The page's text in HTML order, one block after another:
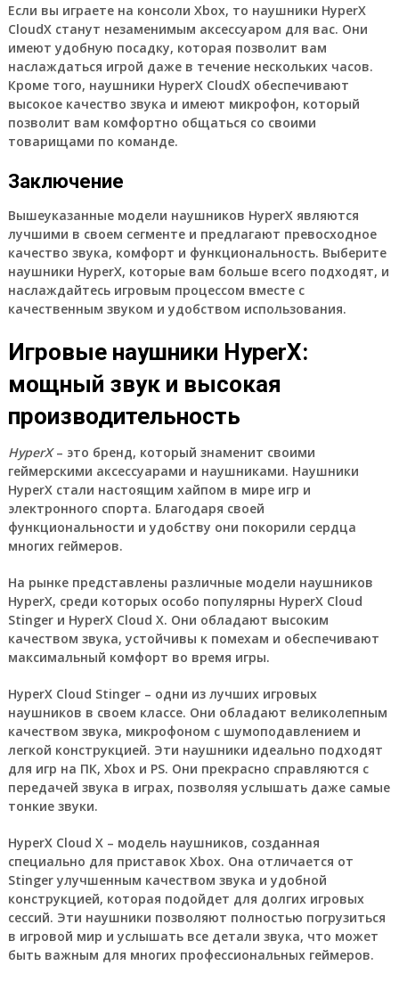
Если вы играете на консоли Xbox, то наушники HyperX
CloudX станут незаменимым аксессуаром для вас. Они
имеют удобную посадку, которая позволит вам
наслаждаться игрой даже в течение нескольких часов.
Кроме того, наушники HyperX CloudX обеспечивают
высокое качество звука и имеют микрофон, который
позволит вам комфортно общаться со своими
товарищами по команде.
Заключение
Вышеуказанные модели наушников HyperX являются
лучшими в своем сегменте и предлагают превосходное
качество звука, комфорт и функциональность. Выберите
наушники HyperX, которые вам больше всего подходят, и
наслаждайтесь игровым процессом вместе с
качественным звуком и удобством использования.
Игровые наушники HyperX:
мощный звук и высокая
производительность
HyperX– это бренд, который знаменит своими
геймерскими аксессуарами и наушниками. Наушники
HyperX стали настоящим хайпом в мире игр и
электронного спорта. Благодаря своей
функциональности и удобству они покорили сердца
многих геймеров.
На рынке представлены различные модели наушников
HyperX, среди которых особо популярны HyperX Cloud
Stingerи HyperX Cloud X. Они обладают высоким
качеством звука, устойчивы к помехам и обеспечивают
максимальный комфорт во время игры.
HyperX Cloud Stinger– одни из лучших игровых
наушников в своем классе. Они обладают великолепным
качеством звука, микрофоном с шумоподавлением и
легкой конструкцией. Эти наушники идеально подходят
для игр на ПК, Xbox и PS. Они прекрасно справляются с
передачей звука в играх, позволяя услышать даже самые
тонкие звуки.
HyperX Cloud X– модель наушников, созданная
специально для приставок Xbox. Она отличается от
Stinger улучшенным качеством звука и удобной
конструкцией, которая подойдет для долгих игровых
сессий. Эти наушники позволяют полностью погрузиться
в игровой мир и услышать все детали звука, что может
быть важным для многих профессиональных геймеров.